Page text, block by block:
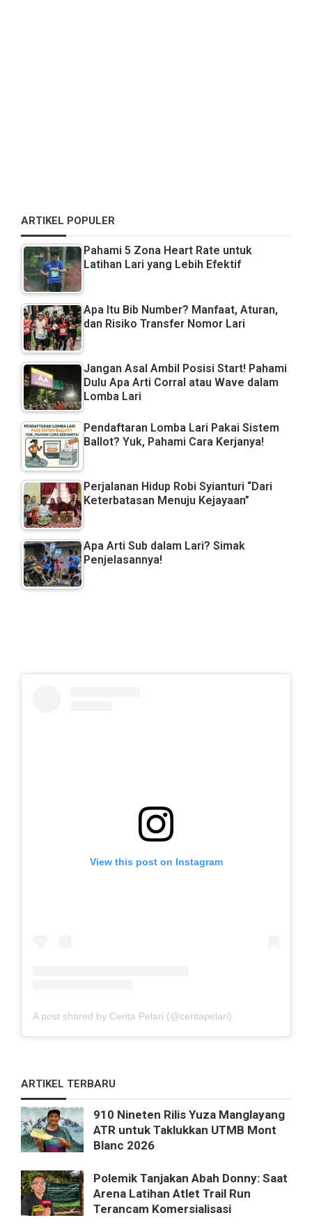
ARTIKEL POPULER
Pahami 5 Zona Heart Rate untuk
Latihan Lari yang Lebih Efektif
Apa Itu Bib Number? Manfaat, Aturan,
dan Risiko Transfer Nomor Lari
Jangan Asal Ambil Posisi Start! Pahami
Dulu Apa Arti Corral atau Wave dalam
Lomba Lari
Pendaftaran Lomba Lari Pakai Sistem
Ballot? Yuk, Pahami Cara Kerjanya!
Perjalanan Hidup Robi Syianturi “Dari
Keterbatasan Menuju Kejayaan”
Apa Arti Sub dalam Lari? Simak
Penjelasannya!
View this post on Instagram
A post shared by Cerita Pelari (@ceritapelari)
ARTIKEL TERBARU
910 Nineten Rilis Yuza Manglayang
ATR untuk Taklukkan UTMB Mont
Blanc 2026
Polemik Tanjakan Abah Donny: Saat
Arena Latihan Atlet Trail Run
Terancam Komersialisasi